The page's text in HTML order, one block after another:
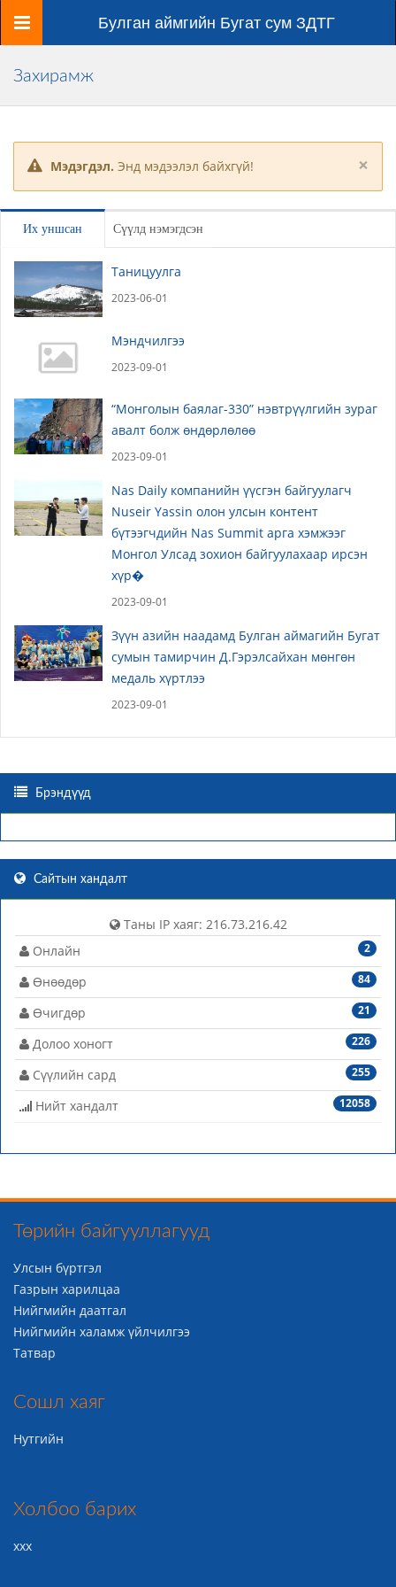
Цэс Булган аймгийн Бугат сум ЗДТГ
Захирамж
×
Мэдэгдэл. Энд мэдээлэл байхгүй!
Их уншсан Сүүлд нэмэгдсэн
Таницуулга
2023-06-01
Мэндчилгээ
2023-09-01
“Монголын баялаг-330” нэвтрүүлгийн зураг
авалт болж өндөрлөлөө
2023-09-01
Nas Daily компанийн үүсгэн байгуулагч
Nuseir Yassin олон улсын контент
бүтээгчдийн Nas Summit арга хэмжээг
Монгол Улсад зохион байгуулахаар ирсэн
хүр�
2023-09-01
Зүүн азийн наадамд Булган аймагийн Бугат
сумын тамирчин Д.Гэрэлсайхан мөнгөн
медаль хүртлээ
2023-09-01
Брэндүүд
Сайтын хандалт
Таны IP хаяг: 216.73.216.42
2
Онлайн
84
Өнөөдөр
21
Өчигдөр
226
Долоо хоногт
255
Сүүлийн сард
12058
Нийт хандалт
Төрийн байгууллагууд
Улсын бүртгэл
Газрын харилцаа
Нийгмийн даатгал
Нийгмийн халамж үйлчилгээ
Татвар
Сошл хаяг
Нутгийн
Холбоо барих
ххх